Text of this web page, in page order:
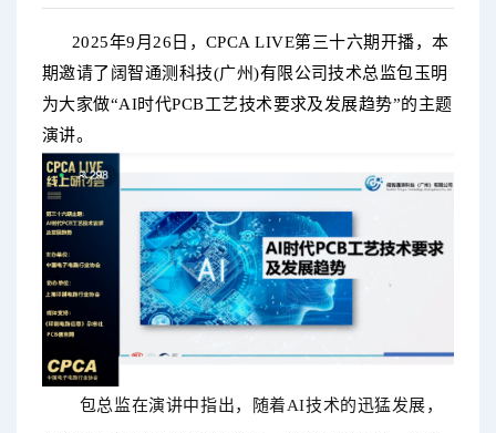
2025年9月26日， CPCA LIVE第三十六期开播，本
期邀请了 阔智通测科技(广州)有限公司技术总监包玉明
为大家做“AI时代PCB工艺技术要求及发展趋势”的主题
演讲。
包总监在演讲中指出，随着AI技术的迅猛发展，